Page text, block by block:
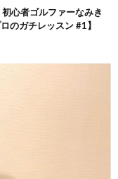
心者ゴルファーなみき
のガチレッスン #1】